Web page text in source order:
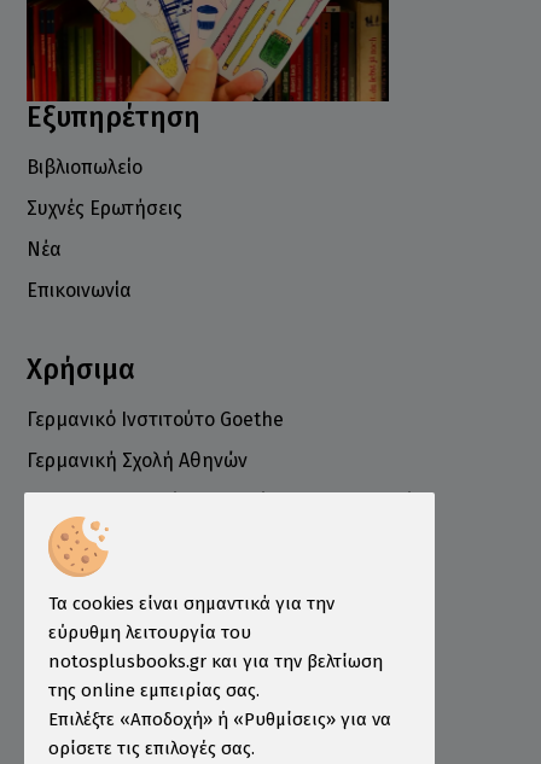
Εξυπηρέτηση
Βιβλιοπωλείο
Συχνές Ερωτήσεις
Νέα
Επικοινωνία
Χρήσιμα
Γερμανικό Ινστιτούτο Goethe
Γερμανική Σχολή Αθηνών
Επιμελητήριο
Ινστιτούτο ÖSD Ελλάδας
Πληροφορίες
Τρόποι Παραγγελίας
Τρόποι Πληρωμής
Τρόποι Αποστολής
Τα cookies είναι σημαντικά για την
εύρυθμη λειτουργία του
notosplusbooks.gr και για την βελτίωση
της online εμπειρίας σας.
Επιλέξτε «Αποδοχή» ή «Ρυθμίσεις» για να
ορίσετε τις επιλογές σας.